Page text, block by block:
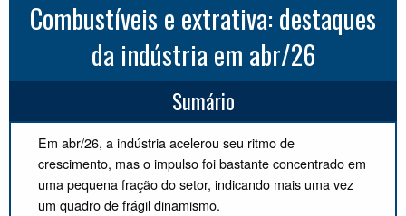
Combustíveis e extrativa: destaques
da indústria em abr/26
Sumário
Em abr/26, a indústria acelerou seu ritmo de
crescimento, mas o impulso foi bastante concentrado em
uma pequena fração do setor, indicando mais uma vez
um quadro de frágil dinamismo.